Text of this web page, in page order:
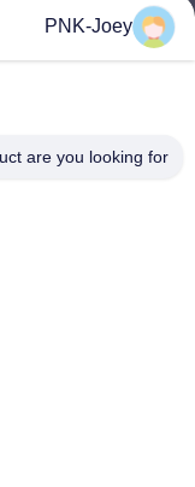
البريد
PNK-Joey
are you looking for?